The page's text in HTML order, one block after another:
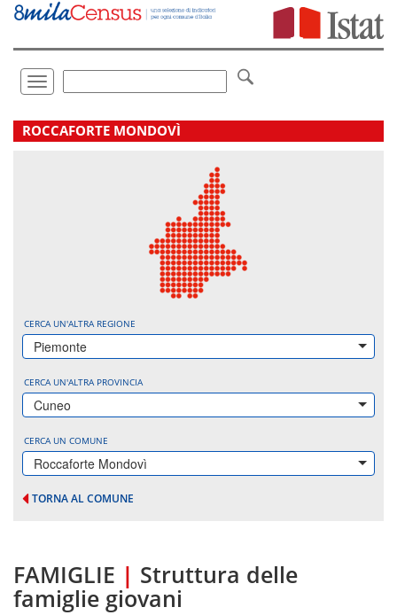
Vai
direttamente
Toggle
navigation
.
ROCCAFORTE MONDOVÌ
CERCA UN'ALTRA REGIONE
Piemonte
CERCA UN'ALTRA PROVINCIA
Cuneo
CERCA UN COMUNE
Roccaforte Mondovì
TORNA AL COMUNE
FAMIGLIE | Struttura delle
famiglie giovani